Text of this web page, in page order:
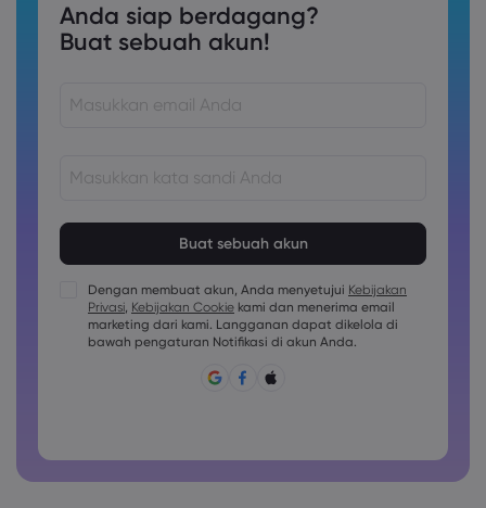
Anda siap berdagang?
Buat sebuah akun!
Kata sandi harus berisi setidaknya 1 karakter huruf besar
Kata sandi harus berisi setidaknya 1 karakter huruf kecil
Sandi harus berisi ~!@#£%^&amp;*()_-+=:;&lt;&gt;{,[]?,.
Dengan membuat akun, Anda menyetujui Kebijakan
Privasi, Kebijakan Cookie kami dan menerima email
marketing dari kami. Langganan dapat dikelola di
bawah pengaturan Notifikasi di akun Anda.